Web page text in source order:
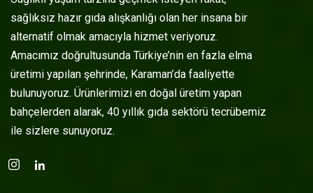
sağlıksız hazır gıda alışkanlığı olan her insana bir
alternatif olmak amacıyla hizmet veriyoruz.
Amacımız doğrultusunda Türkiye’nin en fazla elma
üretimi yapılan şehrinde, Karaman’da faaliyette
bulunuyoruz. Ürünlerimizi en doğal üretim yapan
bahçelerden alarak, 40 yıllık gıda sektörü tecrübemiz
ile sizlere sunuyoruz.